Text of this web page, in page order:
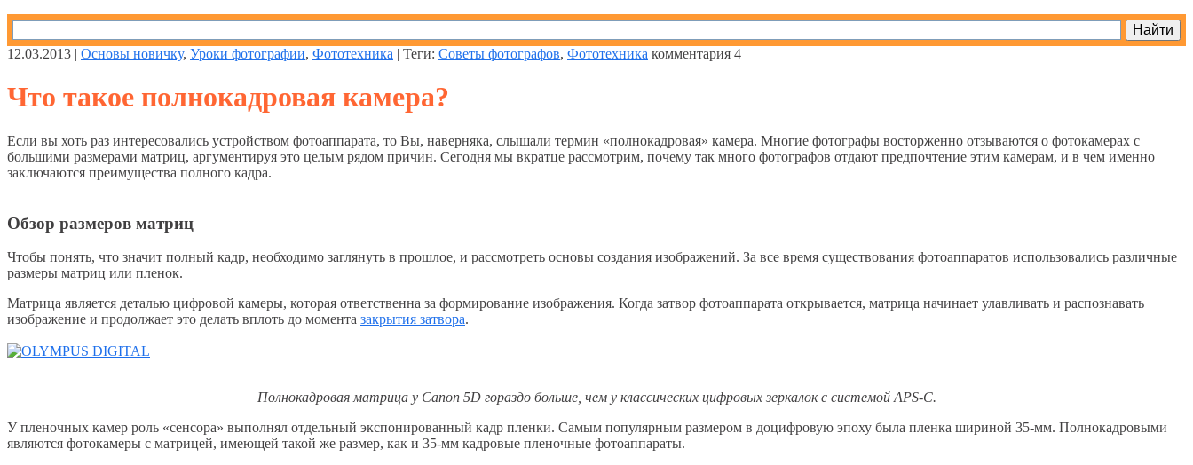
12.03.2013 | Основы новичку, Уроки фотографии, Фототехника | Теги: Советы фотографов, Фототехника комментария 4
Что такое полнокадровая камера?
Если вы хоть раз интересовались устройством фотоаппарата, то Вы, наверняка, слышали термин «полнокадровая» камера. Многие фотографы восторженно отзываются о фотокамерах с
большими размерами матриц, аргументируя это целым рядом причин. Сегодня мы вкратце рассмотрим, почему так много фотографов отдают предпочтение этим камерам, и в чем именно
заключаются преимущества полного кадра.
Обзор размеров матриц
Чтобы понять, что значит полный кадр, необходимо заглянуть в прошлое, и рассмотреть основы создания изображений. За все время существования фотоаппаратов использовались различные
размеры матриц или пленок.
Матрица является деталью цифровой камеры, которая ответственна за формирование изображения. Когда затвор фотоаппарата открывается, матрица начинает улавливать и распознавать
изображение и продолжает это делать вплоть до момента закрытия затвора.
Полнокадровая матрица у Canon 5D гораздо больше, чем у классических цифровых зеркалок с системой APS-C.
У пленочных камер роль «сенсора» выполнял отдельный экспонированный кадр пленки. Самым популярным размером в доцифровую эпоху была пленка шириной 35-мм. Полнокадровыми
являются фотокамеры с матрицей, имеющей такой же размер, как и 35-мм кадровые пленочные фотоаппараты.